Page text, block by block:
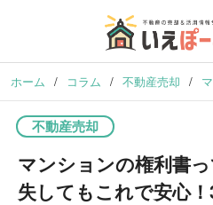
ホーム / コラム / 不動産売却 /
不動産売却
マンションの権利書
失してもこれで安心